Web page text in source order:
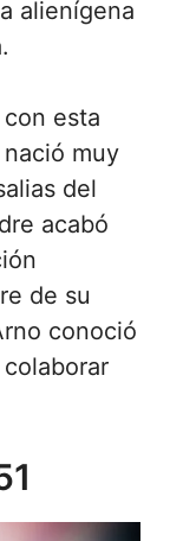
alienígena
esta
muy
del
acabó
de su
conoció